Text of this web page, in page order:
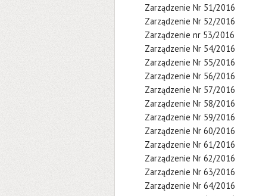
Zarządzenie Nr 51/2016
Zarządzenie Nr 52/2016
Zarządzenie nr 53/2016
Zarządzenie Nr 54/2016
Zarządzenie Nr 55/2016
Zarządzenie Nr 56/2016
Zarządzenie Nr 57/2016
Zarządzenie Nr 58/2016
Zarządzenie Nr 59/2016
Zarządzenie Nr 60/2016
Zarządzenie Nr 61/2016
Zarządzenie Nr 62/2016
Zarządzenie Nr 63/2016
Zarządzenie Nr 64/2016